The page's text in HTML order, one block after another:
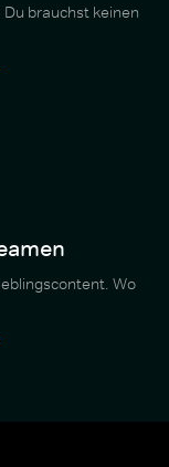
brauchst keinen
Wo